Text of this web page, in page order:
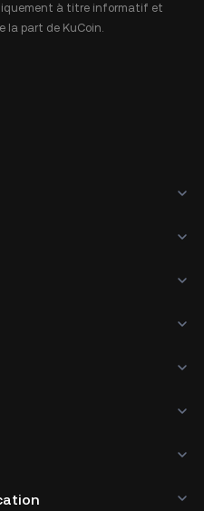
à titre informatif et
la part de KuCoin.